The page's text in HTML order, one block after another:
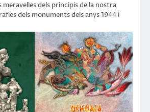
meravelles dels principis de la nostra
dels monuments dels anys 1944 i